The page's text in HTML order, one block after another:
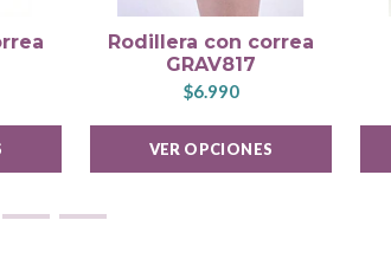
Rodillera con correa
GRAV817
$6.990
VER OPCIONES